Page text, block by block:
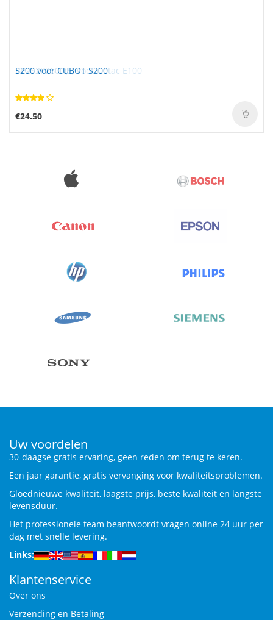
S200 voor CUBOT S200
€24.50
Uw voordelen
30-daagse gratis ervaring, geen reden om terug te keren.
Een jaar garantie, gratis vervanging voor kwaliteitsproblemen.
Gloednieuwe kwaliteit, laagste prijs, beste kwaliteit en langste
levensduur.
Het professionele team beantwoordt vragen online 24 uur per
dag met snelle levering.
Links:
Klantenservice
Over ons
Verzending en Betaling